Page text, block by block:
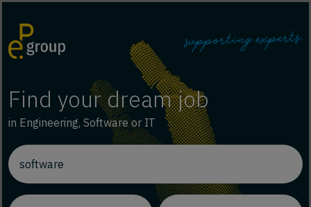
Find your dream job
in Engineering, Software or IT